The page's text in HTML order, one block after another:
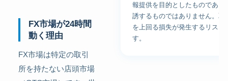
FX市場が24時間
動く理由
FX市場は特定の取引
所を持たない店頭市場
報提供を目的としたものであり
誘するものではありません。取
を上回る損失が発生するリスク
す。